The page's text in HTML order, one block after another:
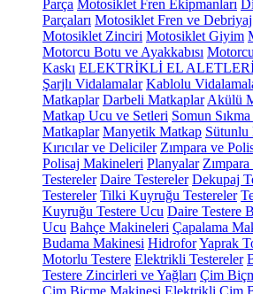
Parça Motosiklet Fren Ekipmanları
Parçaları Motosiklet Fren ve
Motosiklet Zinciri Motosiklet Giyim
Motorcu Botu ve Ayakkabısı
Kaskı ELEKTRİKLİ EL
Şarjlı Vidalamalar Kablolu
Matkaplar Darbeli Matkaplar Akülü
Matkap Ucu ve Setleri Somun
Matkaplar Manyetik Matkap Sütunlu
Kırıcılar ve Deliciler Zımpara ve
Polisaj Makineleri Planyalar
Testereler Daire Testereler Dekupaj
Testereler Tilki Kuyruğu Testereler
Kuyruğu Testere Ucu Daire Testere
Ucu Bahçe Makineleri Çapalama
Budama Makinesi HidroforYaprak
Motorlu Testere Elektrikli Testereler
Testere Zincirleri ve Yağları Çim
Çim Biçme Makinesi Elektrikli Çim